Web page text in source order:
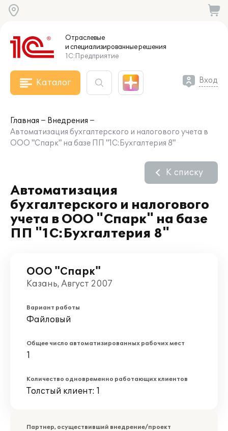
Отраслевые
и специализированныерешения
1С:Предприятие
Каталог Вход
Главная
Внедрения
Автоматизация бухгалтерского и налогового учета в
ООО "Спарк" на базе ПП "1С:Бухгалтерия 8"
Автоматизация
бухгалтерского и налогового
учета в ООО "Спарк" на базе
ПП "1С:Бухгалтерия 8"
К списку
ООО "Спарк"
Казань, Август 2007
Вариант работы
Файловый
Общее число автоматизированных рабочих мест
1
Количество одновременно работающих клиентов
Толстый клиент: 1
Партнер, осуществивший внедрение/проект